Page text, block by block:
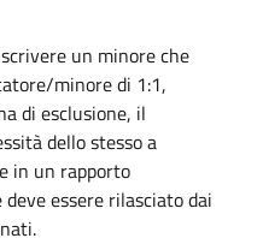
un minore che
minore di 1:1,
di esclusione, il
dello stesso a
in un rapporto
essere rilasciato dai